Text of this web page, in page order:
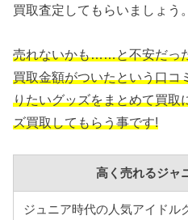
買取査定してもらいましょう。
売れないかも……と不安だっ
買取金額がついたという口コ
りたいグッズをまとめて買取
ズ買取してもらう事です!
高く売れるジャ
ジュニア時代の人気アイドル